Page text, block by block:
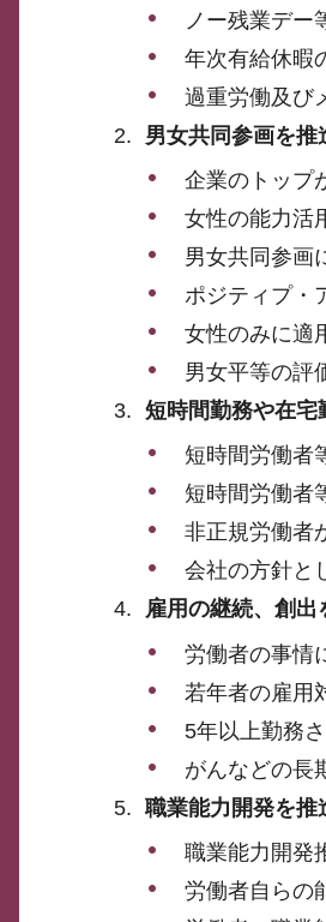
ノー残業デー
年次有給休暇
過重労働及び
男女共同参画を推
企業のトップ
女性の能力活
男女共同参画
ポジティプ・
女性のみに適
男女平等の評
短時間勤務や在宅
短時間労働者
短時間労働者
非正規労働者
会社の方針と
雇用の継続、創出
労働者の事情
若年者の雇用
5年以上勤務
がんなどの長
職業能力開発を推
職業能力開発
労働者自らの